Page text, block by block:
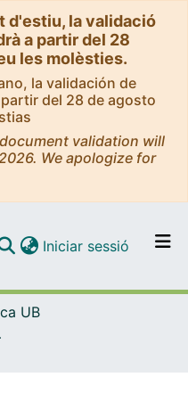
d'estiu, la validació
a partir del 28
les molèsties.
la validación de
del 28 de agosto
validation will
We apologize for
per tot el DD
publicar
Iniciar sessió (current)
UB